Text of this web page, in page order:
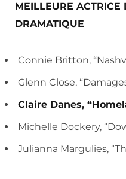
MEILLEURE ACTRICE
DRAMATIQUE
Connie Britton,
Glenn Close,
Claire Danes,
Michelle Dockery,
Julianna Margulies,